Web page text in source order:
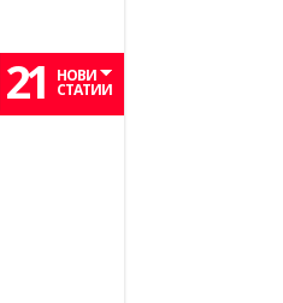
21 НОВИ
СТАТИИ